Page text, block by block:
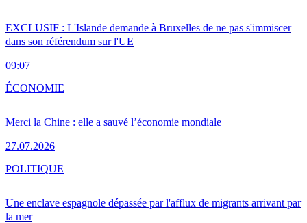
EXCLUSIF : L'Islande demande à Bruxelles de ne pas s'immiscer
dans son référendum sur l'UE
09:07
Merci la Chine : elle a sauvé l’économie mondiale
27.07.2026
ÉCONOMIE
Une enclave espagnole dépassée par l'afflux de migrants arrivant par
la mer
POLITIQUE